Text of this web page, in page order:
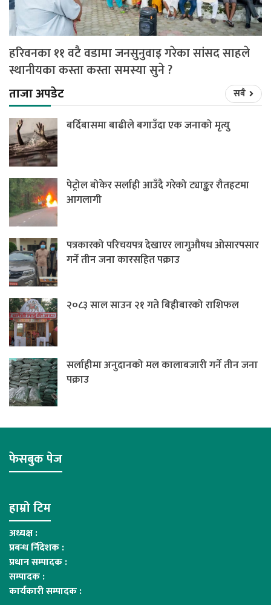
हरिवनका ११ वटै वडामा जनसुनुवाइ गरेका सांसद साहले
स्थानीयका कस्ता कस्ता समस्या सुने ?
ताजा अपडेट
सबै
बर्दिबासमा बाढीले बगाउँदा एक जनाको मृत्यु
पेट्रोल बोकेर सर्लाही आउँदै गरेको ट्याङ्कर रौतहटमा
आगलागी
पत्रकारको परिचयपत्र देखाएर लागुऔषध ओसारपसार
गर्ने तीन जना कारसहित पक्राउ
२०८३ साल साउन २१ गते बिहीबारको राशिफल
सर्लाहीमा अनुदानको मल कालाबजारी गर्ने तीन जना
पक्राउ
फेसबुक पेज
हाम्रो टिम
अध्यक्ष :
प्रबन्ध र्निदेशक :
प्रधान सम्पादक :
सम्पादक :
कार्यकारी सम्पादक :